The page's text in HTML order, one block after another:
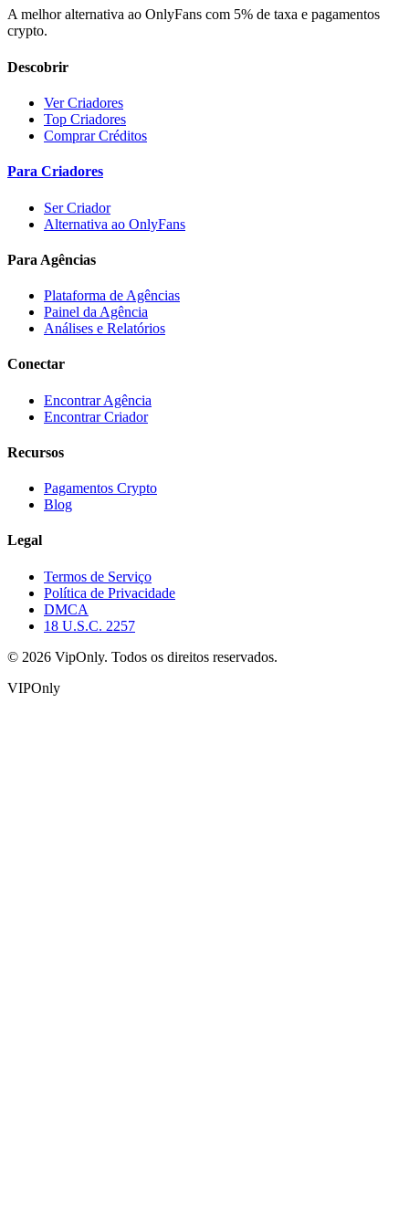
A melhor alternativa ao OnlyFans com 5% de taxa e pagamentos
crypto.
Descobrir
Ver Criadores
Top Criadores
Comprar Créditos
Para Criadores
Ser Criador
Alternativa ao OnlyFans
Para Agências
Plataforma de Agências
Painel da Agência
Análises e Relatórios
Conectar
Encontrar Agência
Encontrar Criador
Recursos
Pagamentos Crypto
Blog
Legal
Termos de Serviço
Política de Privacidade
DMCA
18 U.S.C. 2257
© 2026 VipOnly. Todos os direitos reservados.
VIPOnly